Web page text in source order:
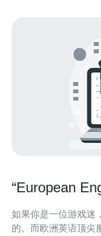
“European
如果你是一位游戏迷
的。而欧洲英语顶尖